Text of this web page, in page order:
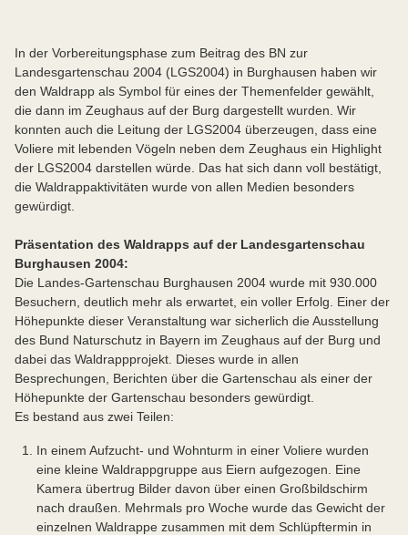
In der Vorbereitungsphase zum Beitrag des BN zur
Landesgartenschau 2004 (LGS2004) in Burghausen haben wir
den Waldrapp als Symbol für eines der Themenfelder gewählt,
die dann im Zeughaus auf der Burg dargestellt wurden. Wir
konnten auch die Leitung der LGS2004 überzeugen, dass eine
Voliere mit lebenden Vögeln neben dem Zeughaus ein Highlight
der LGS2004 darstellen würde. Das hat sich dann voll bestätigt,
die Waldrappaktivitäten wurde von allen Medien besonders
gewürdigt.
Präsentation des Waldrapps auf der Landesgartenschau
Burghausen 2004:
Die Landes-Gartenschau Burghausen 2004 wurde mit 930.000
Besuchern, deutlich mehr als erwartet, ein voller Erfolg. Einer der
Höhepunkte dieser Veranstaltung war sicherlich die Ausstellung
des Bund Naturschutz in Bayern im Zeughaus auf der Burg und
dabei das Waldrappprojekt. Dieses wurde in allen
Besprechungen, Berichten über die Gartenschau als einer der
Höhepunkte der Gartenschau besonders gewürdigt.
Es bestand aus zwei Teilen:
In einem Aufzucht- und Wohnturm in einer Voliere wurden
eine kleine Waldrappgruppe aus Eiern aufgezogen. Eine
Kamera übertrug Bilder davon über einen Großbildschirm
nach draußen. Mehrmals pro Woche wurde das Gewicht der
einzelnen Waldrappe zusammen mit dem Schlüpftermin in